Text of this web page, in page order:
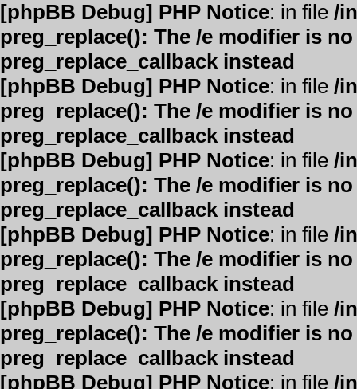
[phpBB Debug] PHP Notice: in file /
preg_replace(): The /e modifier is
preg_replace_callback instead
[phpBB Debug] PHP Notice: in file /
preg_replace(): The /e modifier is
preg_replace_callback instead
[phpBB Debug] PHP Notice: in file /
preg_replace(): The /e modifier is
preg_replace_callback instead
[phpBB Debug] PHP Notice: in file /
preg_replace(): The /e modifier is
preg_replace_callback instead
[phpBB Debug] PHP Notice: in file /
preg_replace(): The /e modifier is
preg_replace_callback instead
[phpBB Debug] PHP Notice: in file /